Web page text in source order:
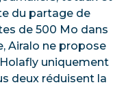
du partage de
de 500 Mo dans
Airalo ne propose
uniquement
deux réduisent la